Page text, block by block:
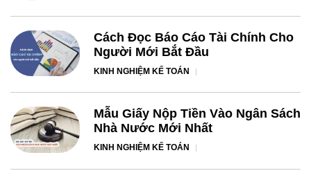
Cách Đọc Báo Cáo Tài Chính Cho
Người Mới Bắt Đầu
KINH NGHIỆM KẾ TOÁN
Mẫu Giấy Nộp Tiền Vào Ngân Sách
Nhà Nước Mới Nhất
KINH NGHIỆM KẾ TOÁN